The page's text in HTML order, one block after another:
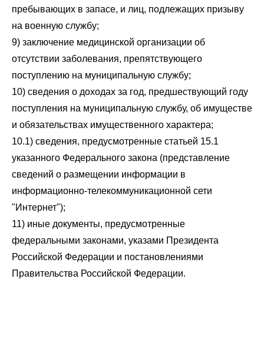
пребывающих в запасе, и лиц, подлежащих призыву
на военную службу;
9) заключение медицинской организации об
отсутствии заболевания, препятствующего
поступлению на муниципальную службу;
10) сведения о доходах за год, предшествующий году
поступления на муниципальную службу, об имуществе
и обязательствах имущественного характера;
10.1) сведения, предусмотренные статьей 15.1
указанного Федерального закона (представление
сведений о размещении информации в
информационно-телекоммуникационной сети
"Интернет");
11) иные документы, предусмотренные
федеральными законами, указами Президента
Российской Федерации и постановлениями
Правительства Российской Федерации.